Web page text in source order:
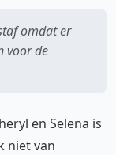
omdat er
voor de
en Selena is
niet van